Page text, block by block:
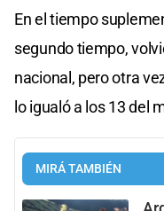
En el tiempo
segundo tiempo,
nacional, pero otra
lo igualó a los 13 del
MIRÁ TAMBIÉN